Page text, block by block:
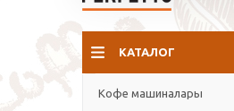
КАТАЛОГ
Кофе машиналары